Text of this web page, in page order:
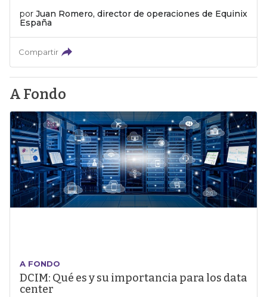
por Juan Romero, director de operaciones de Equinix
España
Compartir
A Fondo
A FONDO
DCIM: Qué es y su importancia para los data
center